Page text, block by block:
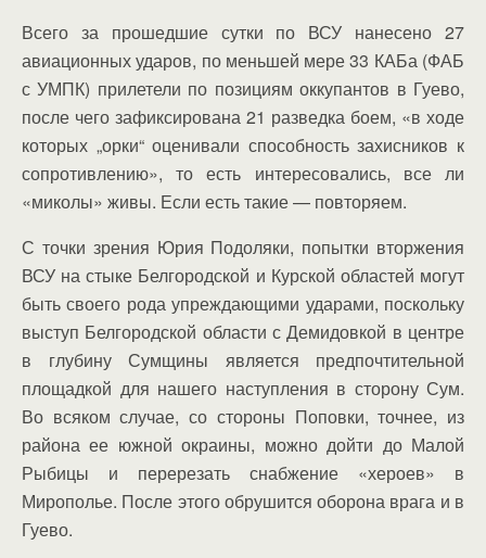
Всего за прошедшие сутки по ВСУ нанесено 27
авиационных ударов, по меньшей мере 33 КАБа (ФАБ
с УМПК) прилетели по позициям оккупантов в Гуево,
после чего зафиксирована 21 разведка боем, «в ходе
которых „орки“ оценивали способность захисников к
сопротивлению», то есть интересовались, все ли
«миколы» живы. Если есть такие — повторяем.
С точки зрения Юрия Подоляки, попытки вторжения
ВСУ на стыке Белгородской и Курской областей могут
быть своего рода упреждающими ударами, поскольку
выступ Белгородской области с Демидовкой в центре
в глубину Сумщины является предпочтительной
площадкой для нашего наступления в сторону Сум.
Во всяком случае, со стороны Поповки, точнее, из
района ее южной окраины, можно дойти до Малой
Рыбицы и перерезать снабжение «хероев» в
Мирополье. После этого обрушится оборона врага и в
Гуево.